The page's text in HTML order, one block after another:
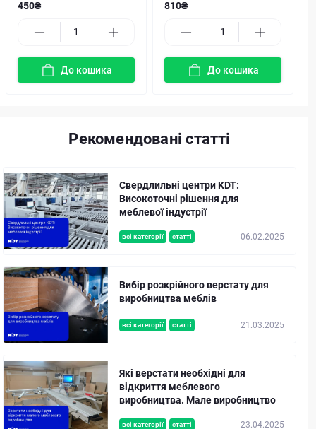
450₴
До кошика
810₴
До кошика
Рекомендовані статті
всі категорії статті 06.02.2025
Свердлильні центри KDT:
Високоточні рішення для
меблевої індустрії
всі категорії статті 21.03.2025
Вибір розкрійного верстату для
виробництва меблів
всі категорії статті 23.04.2025
Які верстати необхідні для
відкриття меблевого
виробництва. Мале виробництво